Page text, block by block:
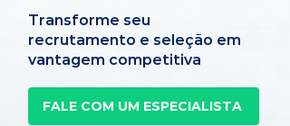
Transforme seu
recrutamento e seleção em
vantagem competitiva
FALE COM UM ESPECIALISTA